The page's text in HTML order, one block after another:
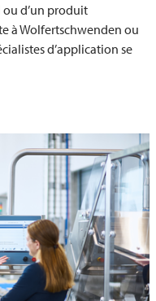
ou d’un produit
à Wolfertschwenden ou
d’application se